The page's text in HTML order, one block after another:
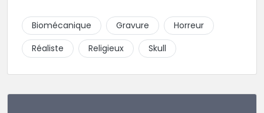
minutie rarement égalée.
Biomécanique Gravure
Horreur
Réaliste
Religieux Skull